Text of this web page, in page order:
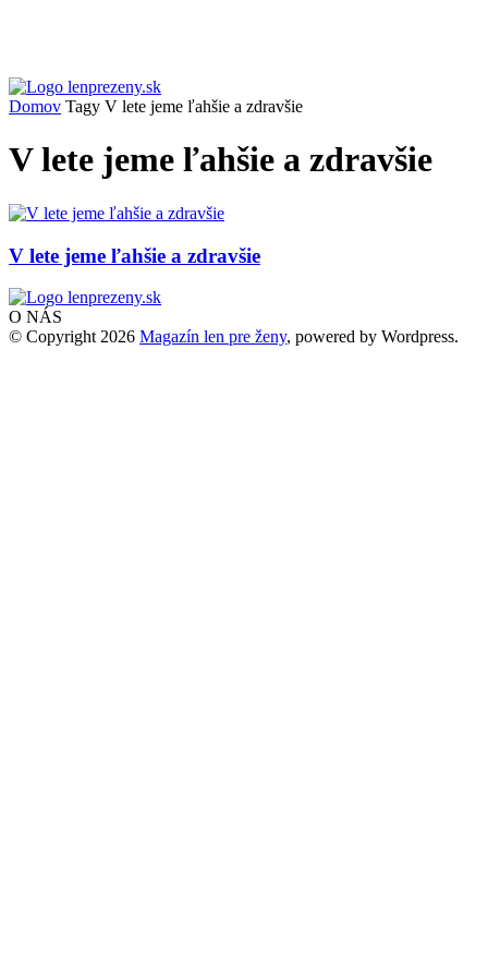
Domov Tagy V lete jeme ľahšie a zdravšie
V lete jeme ľahšie a zdravšie
V lete jeme ľahšie a zdravšie
O NÁS
© Copyright 2026 Magazín len pre ženy, powered by Wordpress.